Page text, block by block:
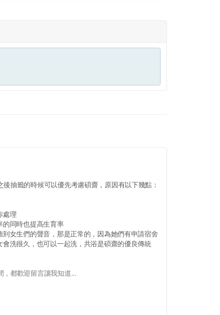
抽籤的時候可以優先考慮碩齋，原因有以下幾點：
處理
的同時也提高生育率
女生們的聲音，那是正常的，因為她們有申請宿舍
洗很久，也可以一起洗，共浴是碩齋的優良傳統
，都歡迎留言讓我知道...